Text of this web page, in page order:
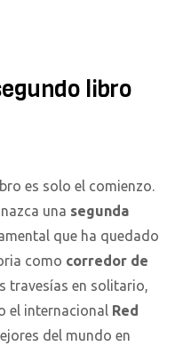
libro
es solo el comienzo.
una segunda
que ha quedado
como corredor de
travesías en solitario,
el internacional Red
del mundo en